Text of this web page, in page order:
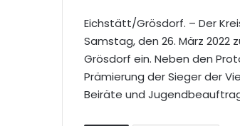
Eichstätt/Grösdorf. – Der
Samstag, den 26. März 2022
Grösdorf ein. Neben den
Prämierung der Sieger der
Beiräte und